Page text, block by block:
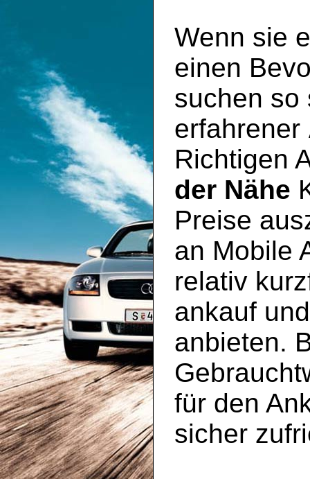
Wenn sie
einen
suchen so
erfahrener
Richtigen
der Nähe
Preise
an Mobile
relativ
ankauf
anbieten.
für den
sicher